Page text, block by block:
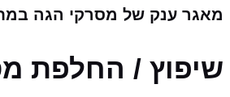
מאגר ענק של מסרקי הגה
שיפוץ / החלפת מסרק הגה